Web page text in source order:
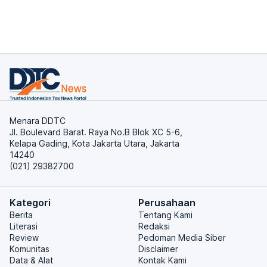
Menara DDTC
Jl. Boulevard Barat. Raya No.B Blok XC 5-6,
Kelapa Gading, Kota Jakarta Utara, Jakarta
14240
(021) 29382700
Kategori
Berita
Literasi
Review
Komunitas
Data & Alat
Perusahaan
Tentang Kami
Redaksi
Pedoman Media Siber
Disclaimer
Kontak Kami